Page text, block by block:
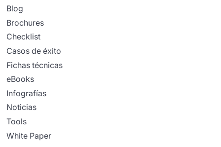
Blog
Brochures
Checklist
Casos de éxito
Fichas técnicas
eBooks
Infografías
Noticias
Tools
White Paper